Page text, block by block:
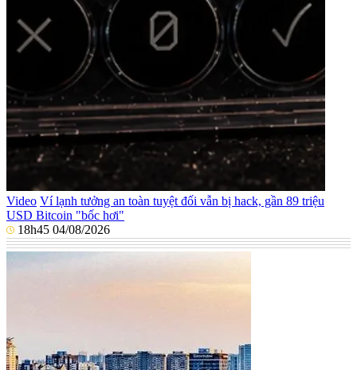
Video Ví lạnh tưởng an toàn tuyệt đối vẫn bị hack, gần 89 triệu
USD Bitcoin "bốc hơi"
18h45 04/08/2026